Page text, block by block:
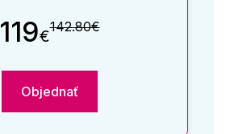
119€142.80€
Objednať